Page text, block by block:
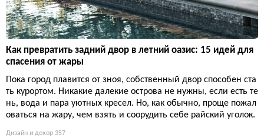
Как превратить задний двор в летний оазис: 15 идей для
спасения от жары
Пока город плавится от зноя, собственный двор способен ста
ть курортом. Никакие далекие острова не нужны, если есть те
нь, вода и пара уютных кресел. Но, как обычно, проще пожал
оваться на жару, чем взять и соорудить себе райский уголок.
Дизайн и декор 357